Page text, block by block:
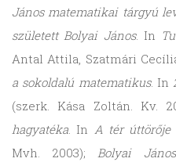
János matematikai tárgyú
született Bolyai János. In
Antal Attila, Szatmári
a sokoldalú matematikus. In
(szerk. Kása Zoltán. Kv.
hagyatéka. In A tér úttörője
Mvh. 2003); Bolyai